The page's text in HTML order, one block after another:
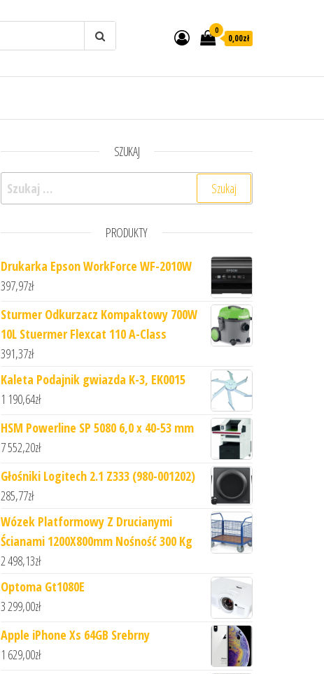
0
0,00zł
SZUKAJ
Szukaj:
PRODUKTY
Drukarka Epson WorkForce WF-2010W
397,97zł
Sturmer Odkurzacz Kompaktowy 700W
10L Stuermer Flexcat 110 A-Class
391,37zł
Kaleta Podajnik gwiazda K-3, EK0015
1 190,64zł
HSM Powerline SP 5080 6,0 x 40-53 mm
7 552,20zł
Głośniki Logitech 2.1 Z333 (980-001202)
285,77zł
Wózek Platformowy Z Drucianymi
Ścianami 1200X800mm Nośność 300 Kg
2 498,13zł
Optoma Gt1080E
3 299,00zł
Apple iPhone Xs 64GB Srebrny
1 629,00zł